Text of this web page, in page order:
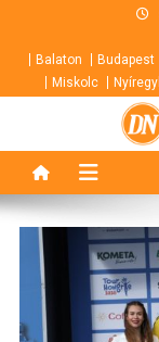
contentBalaton Budapest
Miskolc